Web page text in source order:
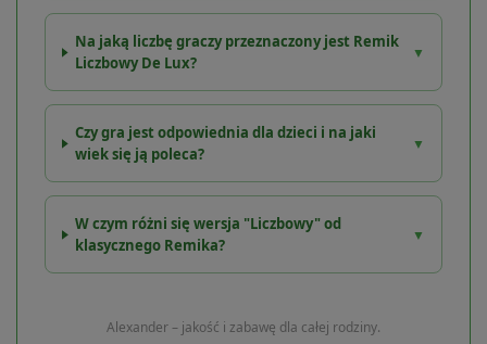
Na jaką liczbę graczy przeznaczony jest Remik
Liczbowy De Lux?
▼
Czy gra jest odpowiednia dla dzieci i na jaki
wiek się ją poleca?
▼
W czym różni się wersja "Liczbowy" od
klasycznego Remika?
▼
Alexander – jakość i zabawę dla całej rodziny.